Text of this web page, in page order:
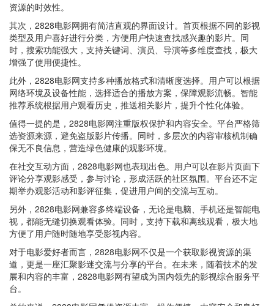
资源的时效性。
其次，2828电影网拥有简洁直观的界面设计。首页根据不同的影视
类型及用户喜好进行分类，方便用户快速查找感兴趣的影片。同
时，搜索功能强大，支持关键词、演员、导演等多维度查找，极大
增强了使用便捷性。
此外，2828电影网支持多种播放格式和清晰度选择。用户可以根据
网络环境及设备性能，选择适合的播放方案，保障观影流畅。智能
推荐系统根据用户观看历史，推送相关影片，提升个性化体验。
值得一提的是，2828电影网注重版权保护和内容安全。平台严格筛
选资源来源，避免盗版影片传播。同时，多层次的内容审核机制确
保无不良信息，营造绿色健康的观影环境。
在社交互动方面，2828电影网也表现出色。用户可以在影片页面下
评论分享观影感受，参与讨论，形成活跃的社区氛围。平台还不定
期举办观影活动和影评征集，促进用户间的交流与互动。
另外，2828电影网兼容多终端设备，无论是电脑、手机还是智能电
视，都能无缝切换观看体验。同时，支持下载和离线观看，极大地
方便了用户随时随地享受影视内容。
对于电影爱好者而言，2828电影网不仅是一个获取影视资源的渠
道，更是一座汇聚影迷交流与分享的平台。在未来，随着技术的发
展和内容的丰富，2828电影网有望成为国内领先的影视综合服务平
台。